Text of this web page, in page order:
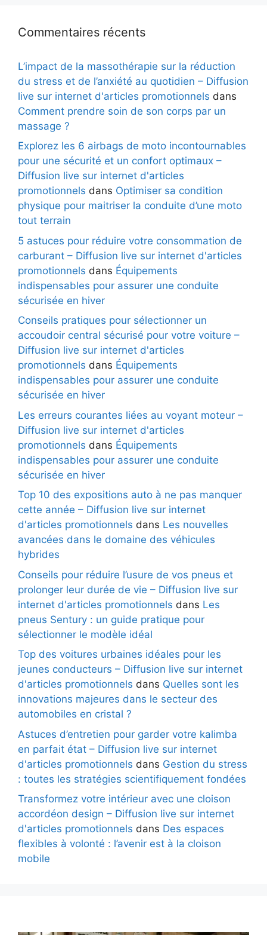
Commentaires récents
L’impact de la massothérapie sur la réduction
du stress et de l’anxiété au quotidien – Diffusion
live sur internet d'articles promotionnels dans
Comment prendre soin de son corps par un
massage ?
Explorez les 6 airbags de moto incontournables
pour une sécurité et un confort optimaux –
Diffusion live sur internet d'articles
promotionnels dans Optimiser sa condition
physique pour maitriser la conduite d’une moto
tout terrain
5 astuces pour réduire votre consommation de
carburant – Diffusion live sur internet d'articles
promotionnels dans Équipements
indispensables pour assurer une conduite
sécurisée en hiver
Conseils pratiques pour sélectionner un
accoudoir central sécurisé pour votre voiture –
Diffusion live sur internet d'articles
promotionnels dans Équipements
indispensables pour assurer une conduite
sécurisée en hiver
Les erreurs courantes liées au voyant moteur –
Diffusion live sur internet d'articles
promotionnels dans Équipements
indispensables pour assurer une conduite
sécurisée en hiver
Top 10 des expositions auto à ne pas manquer
cette année – Diffusion live sur internet
d'articles promotionnels dans Les nouvelles
avancées dans le domaine des véhicules
hybrides
Conseils pour réduire l’usure de vos pneus et
prolonger leur durée de vie – Diffusion live sur
internet d'articles promotionnels dans Les
pneus Sentury : un guide pratique pour
sélectionner le modèle idéal
Top des voitures urbaines idéales pour les
jeunes conducteurs – Diffusion live sur internet
d'articles promotionnels dans Quelles sont les
innovations majeures dans le secteur des
automobiles en cristal ?
Astuces d’entretien pour garder votre kalimba
en parfait état – Diffusion live sur internet
d'articles promotionnels dans Gestion du stress
: toutes les stratégies scientifiquement fondées
Transformez votre intérieur avec une cloison
accordéon design – Diffusion live sur internet
d'articles promotionnels dans Des espaces
flexibles à volonté : l’avenir est à la cloison
mobile